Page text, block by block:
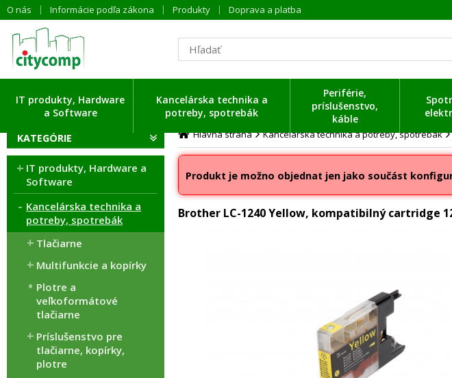
O nás Informácie podľa zákona Produkty Doprava a platba
IT produkty, Hardware
a Software
Kancelárska technika a
potreby, spotrebák
Periférie,
príslušenstvo,
káble
KATEGÓRIE
IT produkty, Hardware a
Software
Kancelárska technika a
potreby, spotrebák
Tlačiarne
Multifunkcie a kopírky
Plotre a
veľkoformátové
tlačiarne
Príslušenstvo pre
tlačiarne, kopírky,
plotre
Hlavná strana Kancelárska technika a potreby, spotrebák
Produkt je možno objednat jen jako součást
Brother LC-1240 Yellow, kompatibilný cartridge